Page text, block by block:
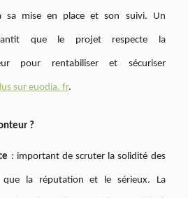
sa mise en place et son suivi. Un
que le projet respecte la
pour rentabiliser et sécuriser
sur euodia. fr.
?
: important de scruter la solidité des
que la réputation et le sérieux. La